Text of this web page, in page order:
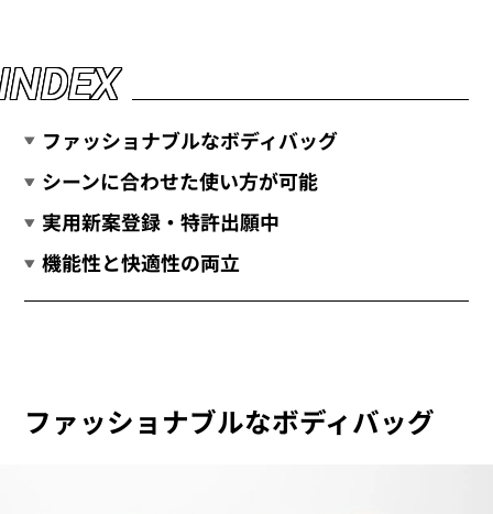
NDEX
ファッショナブルなボディバッグ
シーンに合わせた使い方が可能
実用新案登録・特許出願中
機能性と快適性の両立
ファッショナブルなボディバッグ